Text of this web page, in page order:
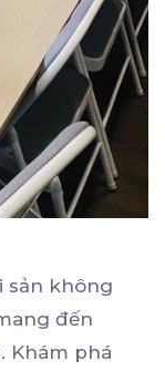
sản không
đến
Khám phá